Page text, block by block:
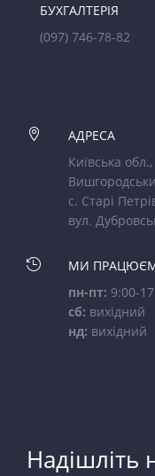
БУХГАЛТЕРІЯ
(097) 746-78-82

АДРЕСА
Київська обл.,
с. Старі
вул.

МИ
пн-пт: 9:00-
сб: вихідний
нд: вихідний
Надішліть